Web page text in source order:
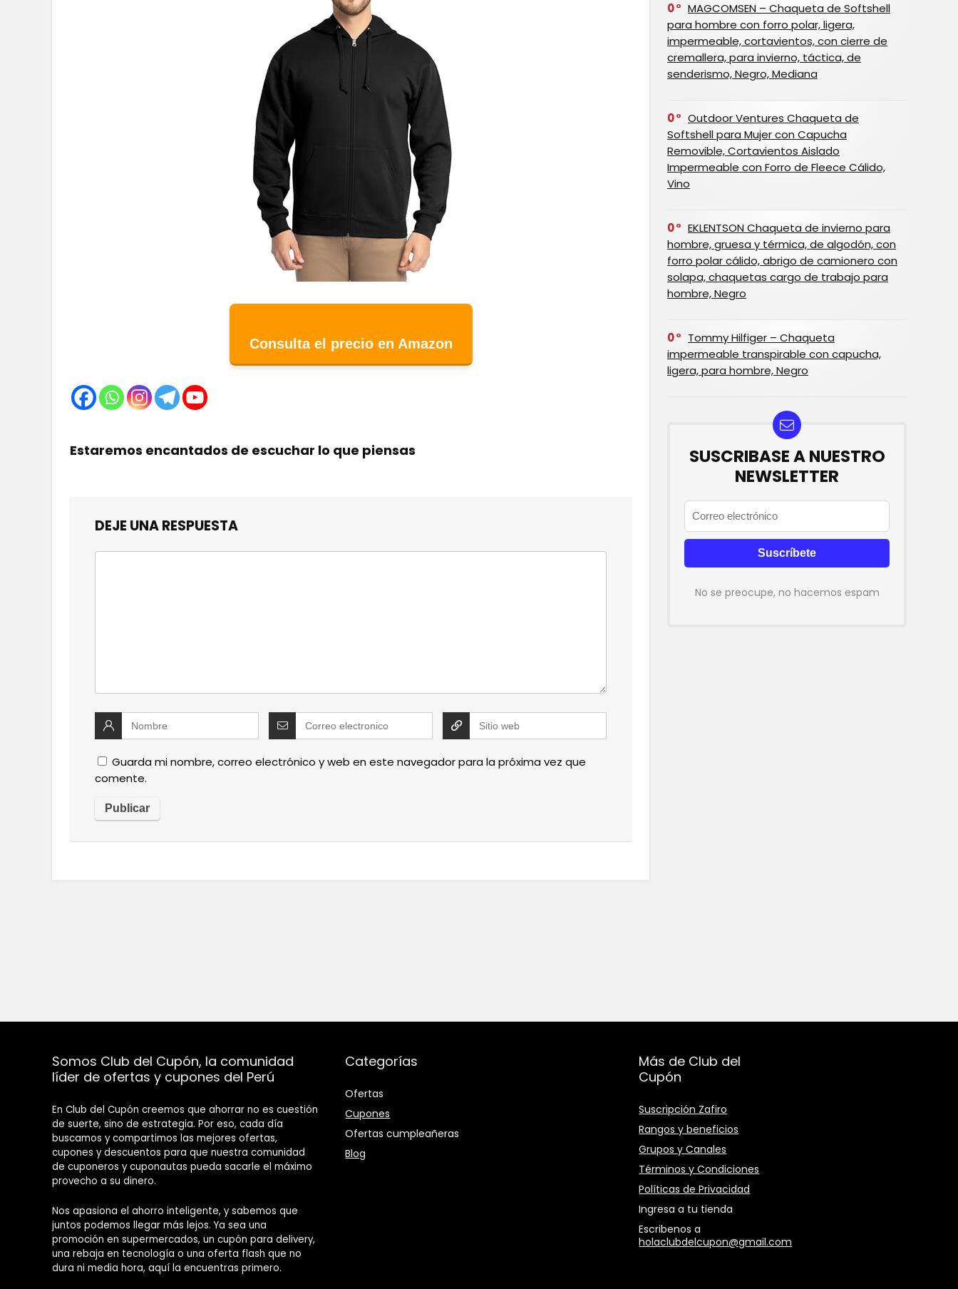
Consulta el precio en Amazon
Estaremos encantados de escuchar lo que piensas
DEJE UNA RESPUESTA
Guarda mi nombre, correo electrónico y web en este navegador para la próxima vez que
comente.
0
MAGCOMSEN – Chaqueta de Softshell
para hombre con forro polar, ligera,
impermeable, cortavientos, con cierre de
cremallera, para invierno, táctica, de
senderismo, Negro, Mediana
0
Outdoor Ventures Chaqueta de
Softshell para Mujer con Capucha
Removible, Cortavientos Aislado
Impermeable con Forro de Fleece Cálido,
Vino
0
EKLENTSON Chaqueta de invierno para
hombre, gruesa y térmica, de algodón, con
forro polar cálido, abrigo de camionero con
solapa, chaquetas cargo de trabajo para
hombre, Negro
0
Tommy Hilfiger – Chaqueta
impermeable transpirable con capucha,
ligera, para hombre, Negro
SUSCRIBASE A NUESTRO
NEWSLETTER
No se preocupe, no hacemos espam
Somos Club del Cupón, la comunidad
líder de ofertas y cupones del Perú
En Club del Cupón creemos que ahorrar no es cuestión
de suerte, sino de estrategia. Por eso, cada día
buscamos y compartimos las mejores ofertas,
cupones y descuentos para que nuestra comunidad
de cuponeros y cuponautas pueda sacarle el máximo
provecho a su dinero.
Nos apasiona el ahorro inteligente, y sabemos que
juntos podemos llegar más lejos. Ya sea una
promoción en supermercados, un cupón para delivery,
una rebaja en tecnología o una oferta flash que no
dura ni media hora, aquí la encuentras primero.
Categorías
Ofertas
Cupones
Ofertas cumpleañeras
Blog
Más de Club del
Cupón
Suscripción Zafiro
Rangos y beneficios
Grupos y Canales
Términos y Condiciones
Políticas de Privacidad
Ingresa a tu tienda
Escribenos a
holaclubdelcupon@gmail.com